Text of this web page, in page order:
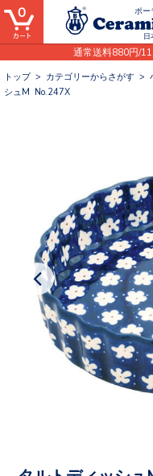
ポー
日
通常送料880円/
0
トップ> カテゴリーからさがす >
シュM No.247X